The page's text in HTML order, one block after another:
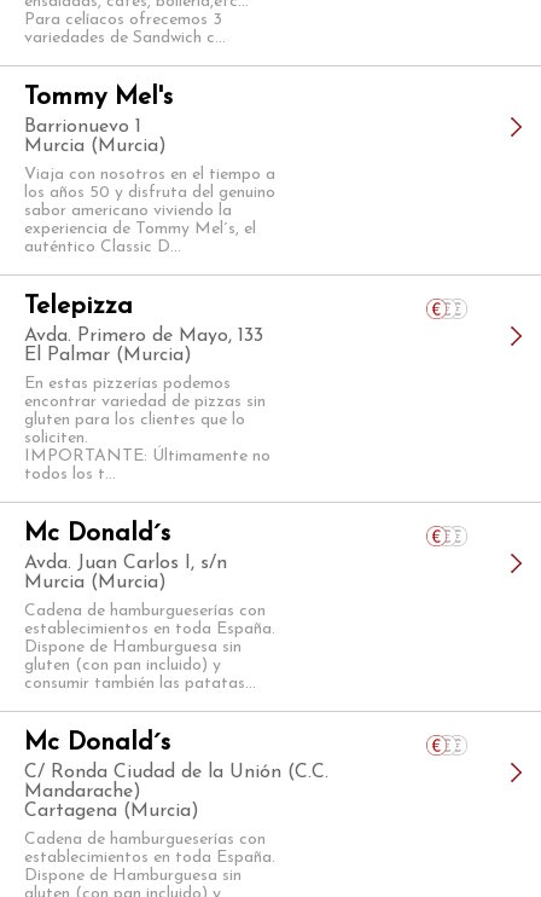
Para celíacos ofrecemos 3
variedades de Sandwich c...
Tommy Mel's
Barrionuevo 1
Murcia (Murcia)
Viaja con nosotros en el tiempo a
los años 50 y disfruta del genuino
sabor americano viviendo la
experiencia de Tommy Mel´s, el
auténtico Classic D...
Telepizza
Avda. Primero de Mayo, 133
El Palmar (Murcia)
En estas pizzerías podemos
encontrar variedad de pizzas sin
gluten para los clientes que lo
soliciten.
IMPORTANTE: Últimamente no
todos los t...
Mc Donald´s
Avda. Juan Carlos I, s/n
Murcia (Murcia)
Cadena de hamburgueserías con
establecimientos en toda España.
Dispone de Hamburguesa sin
gluten (con pan incluido) y
consumir también las patatas...
Mc Donald´s
C/ Ronda Ciudad de la Unión (C.C.
Mandarache)
Cartagena (Murcia)
Cadena de hamburgueserías con
establecimientos en toda España.
Dispone de Hamburguesa sin